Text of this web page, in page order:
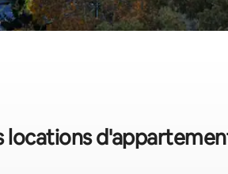
locations